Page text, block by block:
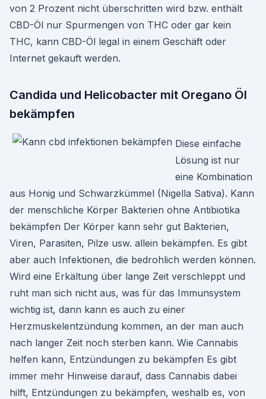
von 2 Prozent nicht überschritten wird bzw. enthält
CBD-Öl nur Spurmengen von THC oder gar kein
THC, kann CBD-Öl legal in einem Geschäft oder
Internet gekauft werden.
Candida und Helicobacter mit Oregano Öl
bekämpfen
Diese einfache
Lösung ist nur
eine Kombination
aus Honig und Schwarzkümmel (Nigella Sativa). Kann
der menschliche Körper Bakterien ohne Antibiotika
bekämpfen Der Körper kann sehr gut Bakterien,
Viren, Parasiten, Pilze usw. allein bekämpfen. Es gibt
aber auch Infektionen, die bedrohlich werden können.
Wird eine Erkältung über lange Zeit verschleppt und
ruht man sich nicht aus, was für das Immunsystem
wichtig ist, dann kann es auch zu einer
Herzmuskelentzündung kommen, an der man auch
nach langer Zeit noch sterben kann. Wie Cannabis
helfen kann, Entzündungen zu bekämpfen Es gibt
immer mehr Hinweise darauf, dass Cannabis dabei
hilft, Entzündungen zu bekämpfen, weshalb es, von